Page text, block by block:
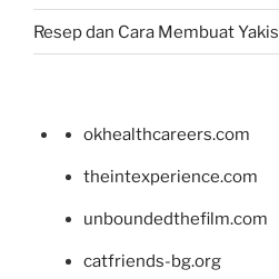
Resep dan Cara Membuat
okhealthcareers.com
theintexperience.com
unboundedthefilm.com
catfriends-bg.org